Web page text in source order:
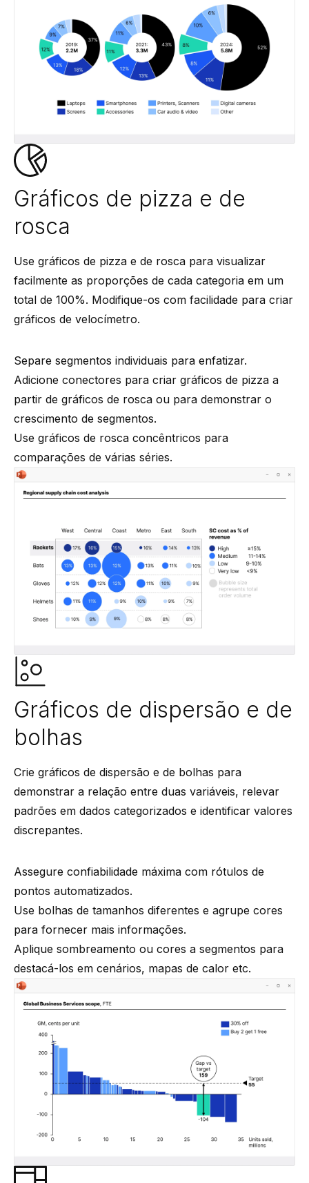
Gráficos de pizza e de
rosca
Use gráficos de pizza e de rosca para visualizar
facilmente as proporções de cada categoria em um
total de 100%. Modifique-os com facilidade para criar
gráficos de velocímetro.
Separe segmentos individuais para enfatizar.
Adicione conectores para criar gráficos de pizza a
partir de gráficos de rosca ou para demonstrar o
crescimento de segmentos.
Use gráficos de rosca concêntricos para
comparações de várias séries.
Gráficos de dispersão e de
bolhas
Crie gráficos de dispersão e de bolhas para
demonstrar a relação entre duas variáveis, relevar
padrões em dados categorizados e identificar valores
discrepantes.
Assegure confiabilidade máxima com rótulos de
pontos automatizados.
Use bolhas de tamanhos diferentes e agrupe cores
para fornecer mais informações.
Aplique sombreamento ou cores a segmentos para
destacá-los em cenários, mapas de calor etc.